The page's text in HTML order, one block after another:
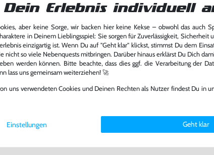
Dein Erlebnis individuell
aber keine Sorge, wir backen hier keine Kekse – obwohl das auch
in Deinem Lieblingsspiel: Sie sorgen für Zuverlässigkeit, Sicherheit
einzigartig ist. Wenn Du auf "Geht klar" klickst, stimmst Du dem
nicht so viele Nebenquests mitbringen. Darüber hinaus erklärst Du Dich
werden können. Bitte beachte, dass dies ggf. die Verarbeitung der
lass uns gemeinsam weiterziehen! 🚀
uns verwendeten Cookies und Deinen Rechten als Nutzer findest Du in
Einstellungen Geht klar